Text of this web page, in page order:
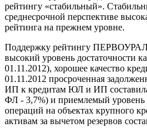
рейтингу «стабильный».
среднесрочной перспективе
рейтинга на прежнем уровне.
Поддержку рейтингу
высокий уровень достаточности
01.11.2012), хорошее качество
01.11.2012 просроченная
ИП к кредитам ЮЛ и ИП
ФЛ - 3,7%) и приемлемый уровень
операций на объектах крупного
активам за вычетом резервов